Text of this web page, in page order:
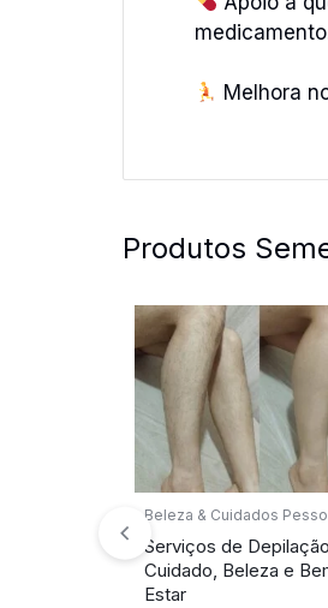
Melhora
Produtos
Beleza & Cuidados
Serviços de
Cuidado, Beleza e
Estar